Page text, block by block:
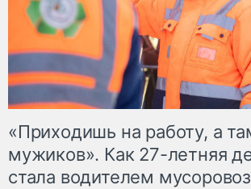
«Приходишь на работу, а
мужиков». Как 27-летняя
стала водителем